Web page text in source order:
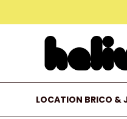
LOCATION BRICO &